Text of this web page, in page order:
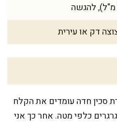
דק או עירית
סכין חדה עומדים את הקלח
כלפי מטה. אחר כך אני